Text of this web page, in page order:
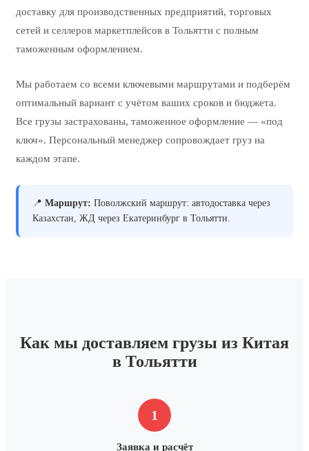
доставку для производственных предприятий, торговых
сетей и селлеров маркетплейсов в Тольятти с полным
таможенным оформлением.
Мы работаем со всеми ключевыми маршрутами и подберём
оптимальный вариант с учётом ваших сроков и бюджета.
Все грузы застрахованы, таможенное оформление — «под
ключ». Персональный менеджер сопровождает груз на
каждом этапе.
📍 Маршрут: Поволжский маршрут: автодоставка через
Казахстан, ЖД через Екатеринбург в Тольятти.
Как мы доставляем грузы из Китая
в Тольятти
1
Заявка и расчёт